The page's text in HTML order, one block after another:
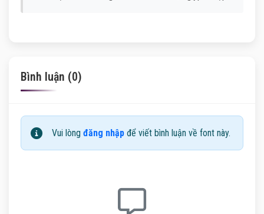
Bình luận (0)
Vui lòng đăng nhập để viết bình luận về font này.